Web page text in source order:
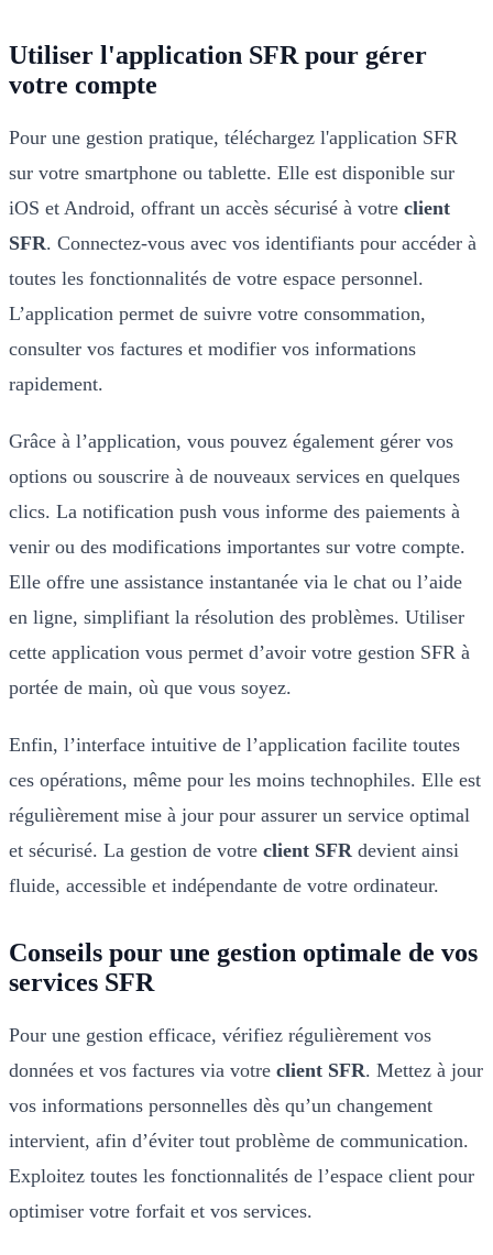
Utiliser l'application SFR pour gérer
votre compte
Pour une gestion pratique, téléchargez l'application SFR
sur votre smartphone ou tablette. Elle est disponible sur
iOS et Android, offrant un accès sécurisé à votre client
SFR. Connectez-vous avec vos identifiants pour accéder à
toutes les fonctionnalités de votre espace personnel.
L’application permet de suivre votre consommation,
consulter vos factures et modifier vos informations
rapidement.
Grâce à l’application, vous pouvez également gérer vos
options ou souscrire à de nouveaux services en quelques
clics. La notification push vous informe des paiements à
venir ou des modifications importantes sur votre compte.
Elle offre une assistance instantanée via le chat ou l’aide
en ligne, simplifiant la résolution des problèmes. Utiliser
cette application vous permet d’avoir votre gestion SFR à
portée de main, où que vous soyez.
Enfin, l’interface intuitive de l’application facilite toutes
ces opérations, même pour les moins technophiles. Elle est
régulièrement mise à jour pour assurer un service optimal
et sécurisé. La gestion de votre client SFR devient ainsi
fluide, accessible et indépendante de votre ordinateur.
Conseils pour une gestion optimale de vos
services SFR
Pour une gestion efficace, vérifiez régulièrement vos
données et vos factures via votre client SFR. Mettez à jour
vos informations personnelles dès qu’un changement
intervient, afin d’éviter tout problème de communication.
Exploitez toutes les fonctionnalités de l’espace client pour
optimiser votre forfait et vos services.